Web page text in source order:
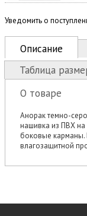
Уведомить о
Описание
Таблица
О товаре
Анорак темно-
нашивка из ПВХ на
боковые карманы.
влагозащитной